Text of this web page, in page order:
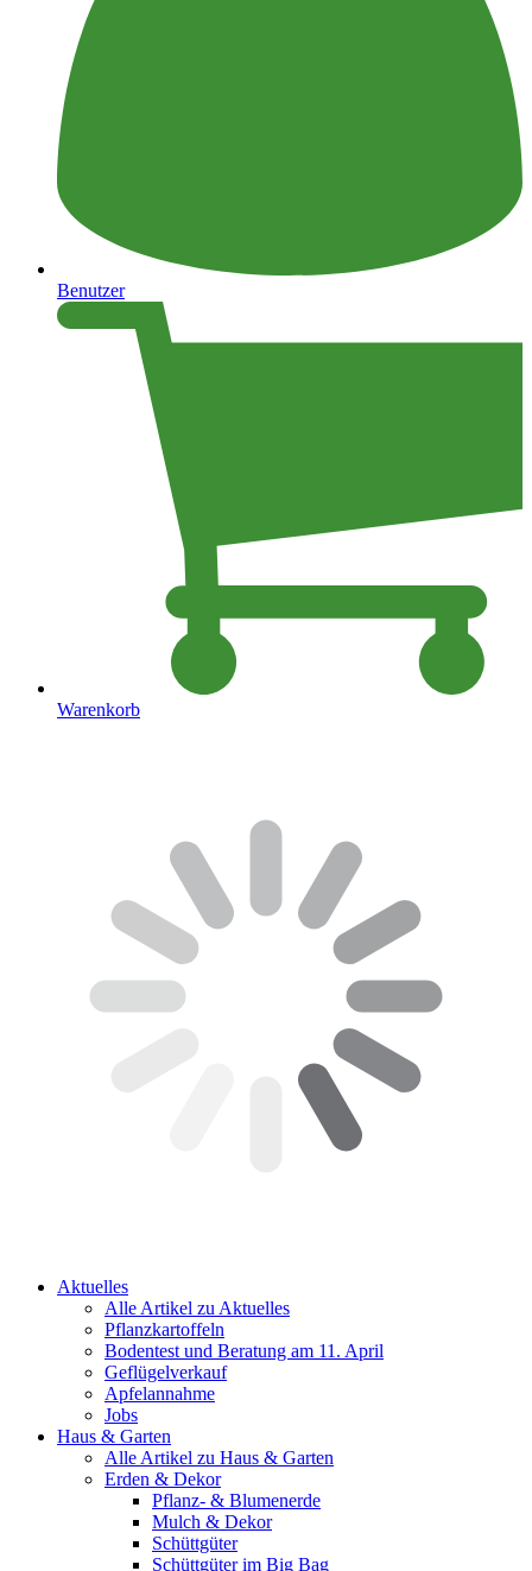
Benutzer
Warenkorb
Aktuelles
Alle Artikel zu Aktuelles
Pflanzkartoffeln
Bodentest und Beratung am 11. April
Geflügelverkauf
Apfelannahme
Jobs
Haus & Garten
Alle Artikel zu Haus & Garten
Erden & Dekor
Pflanz- & Blumenerde
Mulch & Dekor
Schüttgüter
Schüttgüter im Big Bag